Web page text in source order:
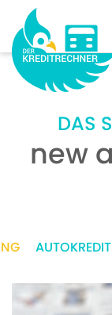
DAS
new
AUTOKREDIT